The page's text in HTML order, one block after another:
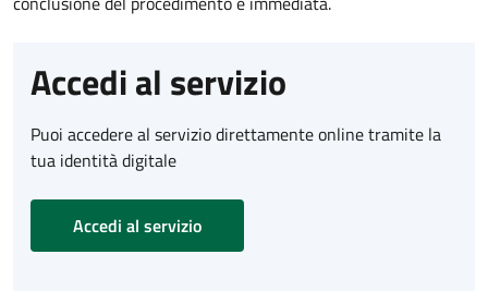
Accedi al servizio
Puoi accedere al servizio direttamente online tramite la
tua identità digitale
Accedi al servizio